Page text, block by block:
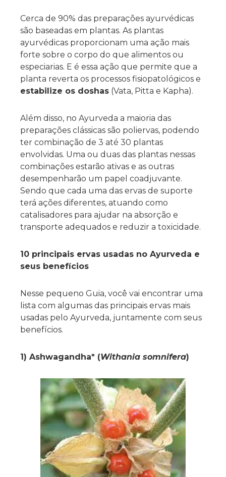
Cerca de 90% das preparações ayurvédicas
são baseadas em plantas. As plantas
ayurvédicas proporcionam uma ação mais
forte sobre o corpo do que alimentos ou
especiarias. E é essa ação que permite que a
planta reverta os processos fisiopatológicos e
estabilize os doshas (Vata, Pitta e Kapha).
Além disso, no Ayurveda a maioria das
preparações clássicas são poliervas, podendo
ter combinação de 3 até 30 plantas
envolvidas. Uma ou duas das plantas nessas
combinações estarão ativas e as outras
desempenharão um papel coadjuvante.
Sendo que cada uma das ervas de suporte
terá ações diferentes, atuando como
catalisadores para ajudar na absorção e
transporte adequados e reduzir a toxicidade.
10 principais ervas usadas no Ayurveda e
seus benefícios
Nesse pequeno Guia, você vai encontrar uma
lista com algumas das principais ervas mais
usadas pelo Ayurveda, juntamente com seus
benefícios.
1) Ashwagandha* (Withania somnifera)